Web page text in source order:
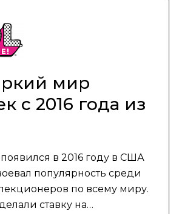
мир
с 2016 года из
появился в 2016 году в США
популярность среди
по всему миру.
ставку на